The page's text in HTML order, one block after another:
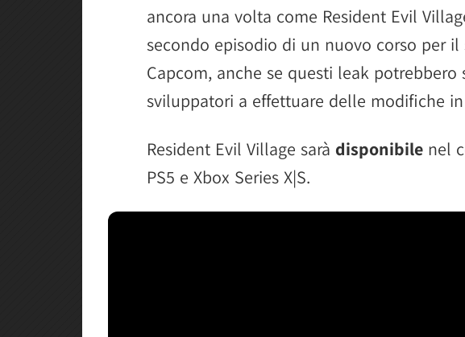
ancora una volta come Resident Evil
secondo episodio di un nuovo corso per
Capcom, anche se questi leak potrebbero
sviluppatori a effettuare delle modifiche in
Resident Evil Village sarà disponibile nel
PS5 e Xbox Series X|S.